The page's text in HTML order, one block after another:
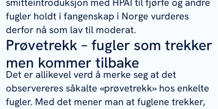
fugler holdt i fangenskap i Norge vurderes
derfor nå som lav til moderat.
Prøvetrekk – fugler som trekker
men kommer tilbake
Det er allikevel verd å merke seg at det
observereres såkalte «prøvetrekk» hos enkelte
fugler. Med det mener man at fuglene trekker,